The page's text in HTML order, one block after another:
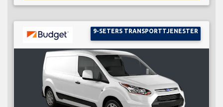
9-SETERS TRANSPORTTJENESTER